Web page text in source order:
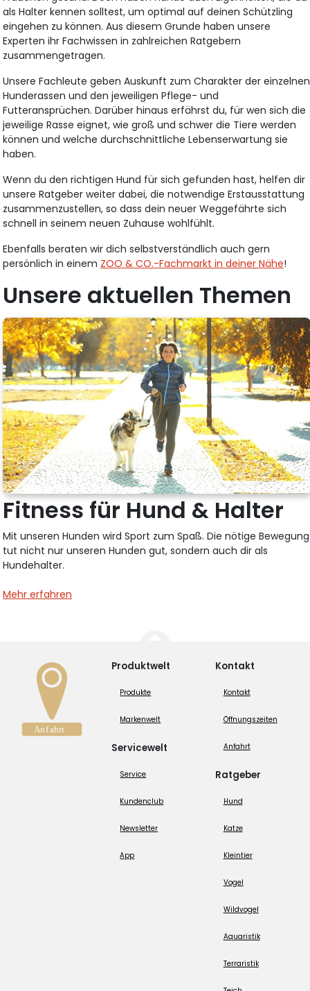
als Halter kennen solltest, um optimal auf deinen Schützling
eingehen zu können. Aus diesem Grunde haben unsere
Experten ihr Fachwissen in zahlreichen Ratgebern
zusammengetragen.
Unsere Fachleute geben Auskunft zum Charakter der einzelnen
Hunderassen und den jeweiligen Pflege- und
Futteransprüchen. Darüber hinaus erfährst du, für wen sich die
jeweilige Rasse eignet, wie groß und schwer die Tiere werden
können und welche durchschnittliche Lebenserwartung sie
haben.
Wenn du den richtigen Hund für sich gefunden hast, helfen dir
unsere Ratgeber weiter dabei, die notwendige Erstausstattung
zusammenzustellen, so dass dein neuer Weggefährte sich
schnell in seinem neuen Zuhause wohlfühlt.
Ebenfalls beraten wir dich selbstverständlich auch gern
persönlich in einem ZOO & CO.-Fachmarkt in deiner Nähe!
Unsere aktuellen Themen
Fitness für Hund & Halter
Mit unseren Hunden wird Sport zum Spaß. Die nötige Bewegung
tut nicht nur unseren Hunden gut, sondern auch dir als
Hundehalter.
Mehr erfahren
Produktwelt
Produkte
Markenwelt
Servicewelt
Service
Kundenclub
Newsletter
App
Kontakt
Kontakt
Öffnungszeiten
Anfahrt
Ratgeber
Hund
Katze
Kleintier
Vogel
Wildvogel
Aquaristik
Terraristik